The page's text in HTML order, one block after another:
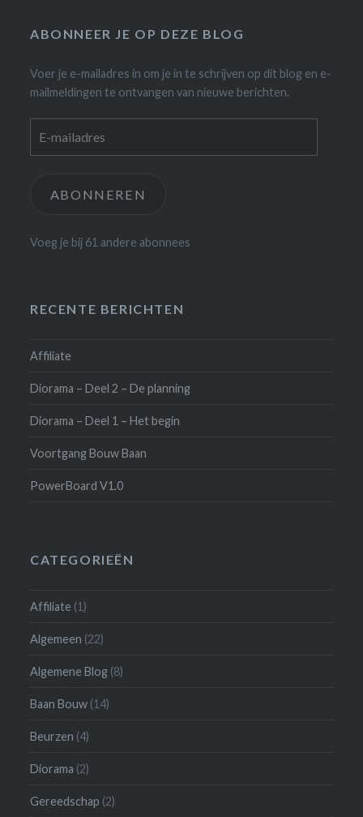
ABONNEER JE OP DEZE BLOG
Voer je e-mailadres in om je in te schrijven op dit blog en e-
mailmeldingen te ontvangen van nieuwe berichten.
mailadres
ABONNEREN
Voeg je bij 61 andere abonnees
RECENTE BERICHTEN
Affiliate
Diorama – Deel 2 – De planning
Diorama – Deel 1 – Het begin
Voortgang Bouw Baan
PowerBoard V1.0
CATEGORIEËN
Affiliate (1)
Algemeen (22)
Algemene Blog (8)
Baan Bouw (14)
Beurzen (4)
Diorama (2)
Gereedschap (2)